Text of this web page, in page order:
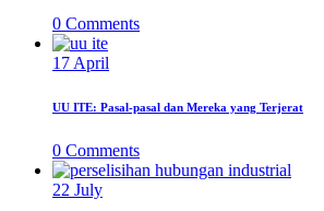
0 Comments
17 April
UU ITE: Pasal-pasal dan Mereka yang Terjerat
0 Comments
22 July